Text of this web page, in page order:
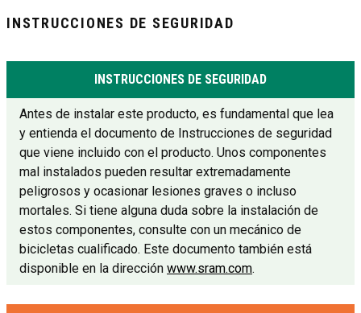
INSTRUCCIONES DE SEGURIDAD
INSTRUCCIONES DE SEGURIDAD
Antes de instalar este producto, es fundamental que lea
y entienda el documento de Instrucciones de seguridad
que viene incluido con el producto. Unos componentes
mal instalados pueden resultar extremadamente
peligrosos y ocasionar lesiones graves o incluso
mortales. Si tiene alguna duda sobre la instalación de
estos componentes, consulte con un mecánico de
bicicletas cualificado. Este documento también está
disponible en la dirección www.sram.com.